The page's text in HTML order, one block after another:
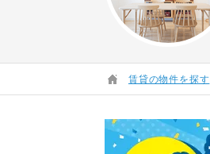
賃貸の物件を探す